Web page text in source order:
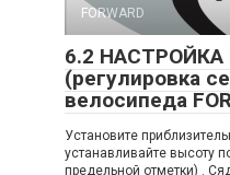
FORWARD
6.2
(регулировка
велосипеда
Установите
устанавливайте высоту
предельной отметки) .